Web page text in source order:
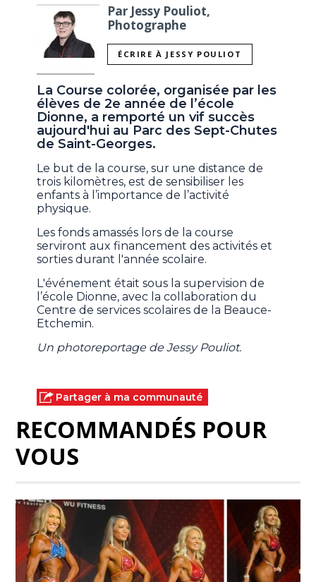
Par Jessy Pouliot,
Photographe
ÉCRIRE À JESSY POULIOT
La Course colorée, organisée par les
élèves de 2e année de l’école
Dionne, a remporté un vif succès
aujourd'hui au Parc des Sept-Chutes
de Saint-Georges.
Le but de la course, sur une distance de
trois kilomètres, est de sensibiliser les
enfants à l’importance de l’activité
physique.
Les fonds amassés lors de la course
serviront aux financement des activités et
sorties durant l'année scolaire.
L'événement était sous la supervision de
l’école Dionne, avec la collaboration du
Centre de services scolaires de la Beauce-
Etchemin.
Un photoreportage de Jessy Pouliot.
Partager à ma communauté
RECOMMANDÉS POUR
VOUS